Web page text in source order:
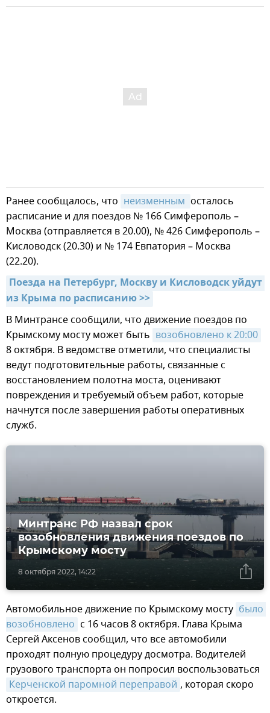
Ранее сообщалось, что неизменным осталось
расписание и для поездов № 166 Симферополь –
Москва (отправляется в 20.00), № 426 Симферополь –
Кисловодск (20.30) и № 174 Евпатория – Москва
(22.20).
Поезда на Петербург, Москву и Кисловодск уйдут
из Крыма по расписанию >>
В Минтрансе сообщили, что движение поездов по
Крымскому мосту может быть возобновлено к 20:00
8 октября. В ведомстве отметили, что специалисты
ведут подготовительные работы, связанные с
восстановлением полотна моста, оценивают
повреждения и требуемый объем работ, которые
начнутся после завершения работы оперативных
служб.
8 октября 2022, 14:22
Минтранс РФ назвал срок
возобновления движения поездов по
Крымскому мосту
Автомобильное движение по Крымскому мосту было
возобновлено с 16 часов 8 октября. Глава Крыма
Сергей Аксенов сообщил, что все автомобили
проходят полную процедуру досмотра. Водителей
грузового транспорта он попросил воспользоваться
Керченской паромной переправой , которая скоро
откроется.